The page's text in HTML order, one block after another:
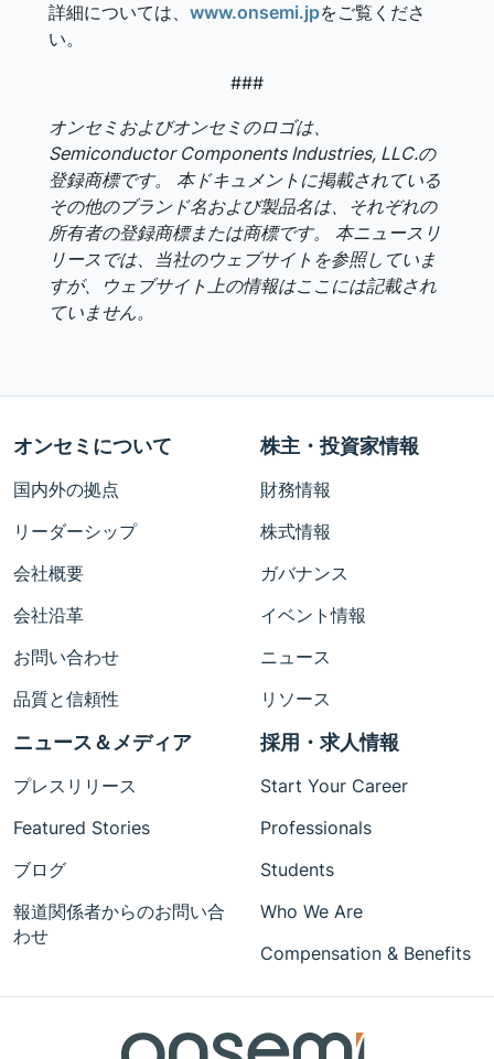
詳細については、 www.onsemi.jpをご覧くださ
い。
###
オンセミおよびオンセミのロゴは、
Semiconductor Components Industries, LLC.の
登録商標です。 本ドキュメントに掲載されている
その他のブランド名および製品名は、それぞれの
所有者の登録商標または商標です。 本ニュースリ
リースでは、当社のウェブサイトを参照していま
すが、ウェブサイト上の情報はここには記載され
ていません。
オンセミについて
国内外の拠点
リーダーシップ
会社概要
会社沿革
お問い合わせ
品質と信頼性
株主・投資家情報
財務情報
株式情報
ガバナンス
イベント情報
ニュース
リソース
ニュース＆メディア
プレスリリース
Featured Stories
ブログ
報道関係者からのお問い合
わせ
採用・求人情報
Start Your Career
Professionals
Students
Who We Are
Compensation & Benefits